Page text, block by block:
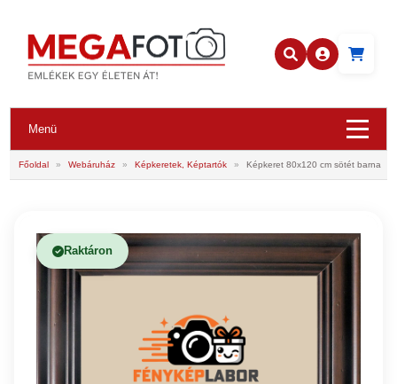
Menü
Főoldal » Webáruház » Képkeretek, Képtartók » Képkeret 80x120 cm sötét barna
Raktáron